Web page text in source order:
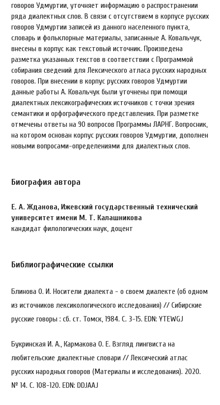
говоров Удмуртии, уточняет информацию о распространении
ряда диалектных слов. В связи с отсутствием в корпусе русских
говоров Удмуртии записей из данного населенного пункта,
словарь и фольклорные материалы, записанные А. Ковальчук,
внесены в корпус как текстовый источник. Произведена
разметка указанных текстов в соответствии с Программой
собирания сведений для Лексического атласа русских народных
говоров. При внесении в корпус русских говоров Удмуртии
данные работы А. Ковальчук были уточнены при помощи
диалектных лексикографических источников с точки зрения
семантики и орфографического представления. При разметке
отмечены ответы на 90 вопросов Программы ЛАРНГ. Вопросник,
на котором основан корпус русских говоров Удмуртии, дополнен
новыми вопросами-определениями для диалектных слов.
Биография автора
Е. А. Жданова, Ижевский государственный технический
университет имени М. Т. Калашникова
кандидат филологических наук, доцент
Библиографические ссылки
Блинова О. И. Носители диалекта - о своем диалекте (об одном
из источников лексикологического исследования) // Сибирские
русские говоры : сб. ст. Томск, 1984. С. 3-15. EDN: YTEWGJ
Букринская И. А., Кармакова О. Е. Взгляд лингвиста на
любительские диалектные словари // Лексический атлас
русских народных говоров (Материалы и исследования). 2020.
№ 14. С. 108-120. EDN: DDJAAJ